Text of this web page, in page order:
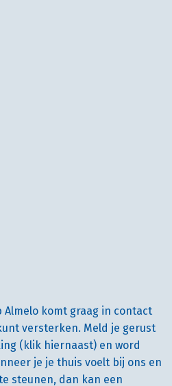
Almelo komt graag in contact
versterken. Meld je gerust
(klik hiernaast) en word
je je thuis voelt bij ons en
steunen, dan kan een